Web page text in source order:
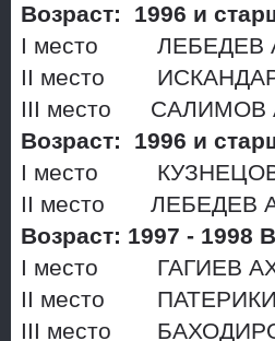
Возраст: 1996 и
I место ЛЕБЕДЕВ
II место
III место САЛИМОВ
Возраст: 1996 и
I место КУЗНЕЦОВ
II место ЛЕБЕДЕВ
Возраст: 1997 - 1998
I место ГАГИЕВ
II место
III место БАХОДИРОВ